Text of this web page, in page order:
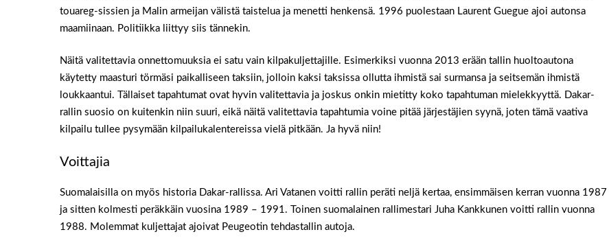
touareg-sissien ja Malin armeijan välistä taistelua ja menetti henkensä. 1996 puolestaan Laurent Guegue ajoi autonsa
maamiinaan. Politiikka liittyy siis tännekin.
Näitä valitettavia onnettomuuksia ei satu vain kilpakuljettajille. Esimerkiksi vuonna 2013 erään tallin huoltoautona
käytetty maasturi törmäsi paikalliseen taksiin, jolloin kaksi taksissa ollutta ihmistä sai surmansa ja seitsemän ihmistä
loukkaantui. Tällaiset tapahtumat ovat hyvin valitettavia ja joskus onkin mietitty koko tapahtuman mielekkyyttä. Dakar-
rallin suosio on kuitenkin niin suuri, eikä näitä valitettavia tapahtumia voine pitää järjestäjien syynä, joten tämä vaativa
kilpailu tullee pysymään kilpailukalentereissa vielä pitkään. Ja hyvä niin!
Voittajia
Suomalaisilla on myös historia Dakar-rallissa. Ari Vatanen voitti rallin peräti neljä kertaa, ensimmäisen kerran vuonna 1987
ja sitten kolmesti peräkkäin vuosina 1989 – 1991. Toinen suomalainen rallimestari Juha Kankkunen voitti rallin vuonna
1988. Molemmat kuljettajat ajoivat Peugeotin tehdastallin autoja.